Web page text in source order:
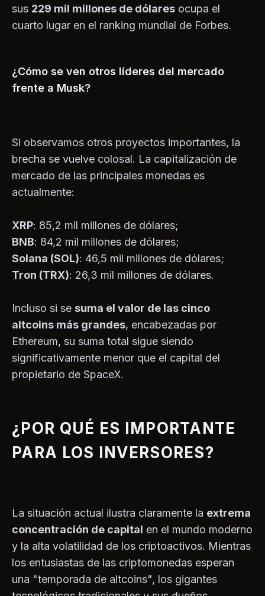
sus 229 mil millones de dólares ocupa el
cuarto lugar en el ranking mundial de Forbes.
¿Cómo se ven otros líderes del mercado
frente a Musk?
Si observamos otros proyectos importantes, la
brecha se vuelve colosal. La capitalización de
mercado de las principales monedas es
actualmente:
XRP: 85,2 mil millones de dólares;
BNB: 84,2 mil millones de dólares;
Solana (SOL): 46,5 mil millones de dólares;
Tron (TRX): 26,3 mil millones de dólares.
Incluso si se suma el valor de las cinco
altcoins más grandes, encabezadas por
Ethereum, su suma total sigue siendo
significativamente menor que el capital del
propietario de SpaceX.
¿POR QUÉ ES IMPORTANTE
PARA LOS INVERSORES?
La situación actual ilustra claramente la extrema
concentración de capital en el mundo moderno
y la alta volatilidad de los criptoactivos. Mientras
los entusiastas de las criptomonedas esperan
una "temporada de altcoins", los gigantes